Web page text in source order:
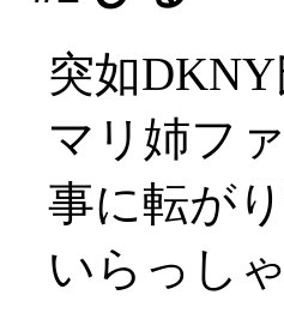
突如DKNY
マリ姉フ
事に転が
いらっし